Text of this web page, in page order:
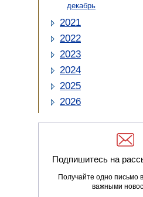
декабрь
2021
2022
2023
2024
2025
2026
Подпишитесь на
Получайте одно письмо
важными